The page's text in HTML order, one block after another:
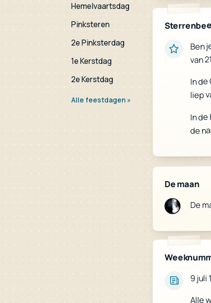
Hemelvaartsdag
Pinksteren
2e Pinksterdag
1e Kerstdag
2e Kerstdag
Alle feestdagen »
Ben
van
In
liep
In
de
De maan
De
9 juli
Alle